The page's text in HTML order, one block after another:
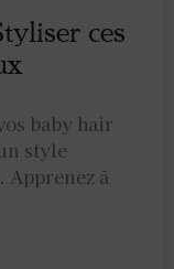
ces
baby hair
style
à